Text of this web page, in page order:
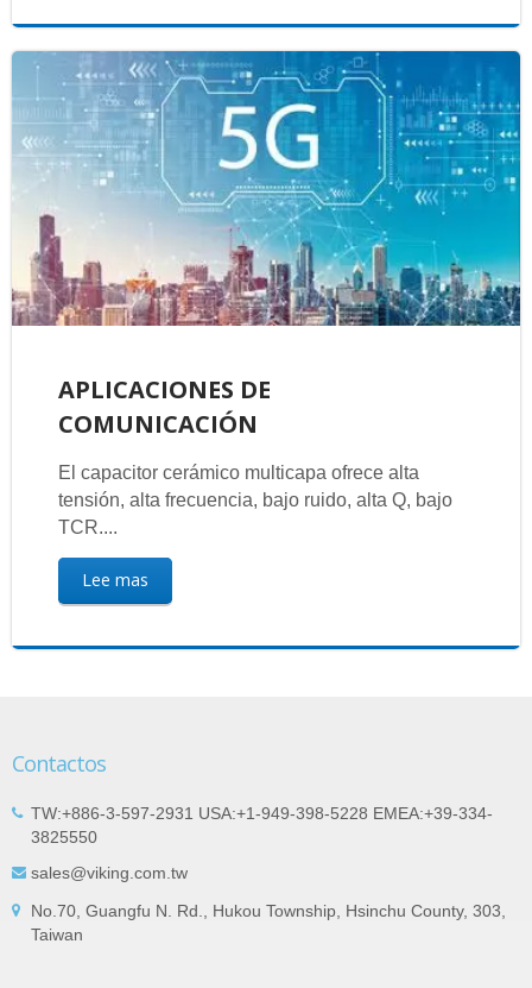
APLICACIONES DE
COMUNICACIÓN
El capacitor cerámico multicapa ofrece alta
tensión, alta frecuencia, bajo ruido, alta Q, bajo
TCR....
Lee mas
Contactos
TW:+886-3-597-2931 USA:+1-949-398-5228 EMEA:+39-334-
3825550
sales@viking.com.tw
No.70, Guangfu N. Rd., Hukou Township, Hsinchu County, 303,
Taiwan